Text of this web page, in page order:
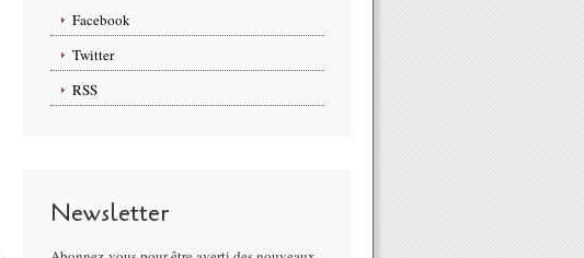
Facebook
Twitter
RSS
Newsletter